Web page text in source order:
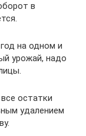
в
на одном и
урожай, надо
остатки
удалением